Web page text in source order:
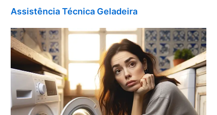
Assistência Técnica Geladeira